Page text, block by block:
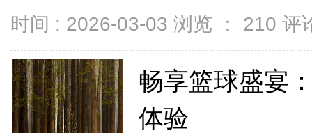
时间 : 2026-03-03 浏览 ： 210 评
畅享篮球盛宴
体验